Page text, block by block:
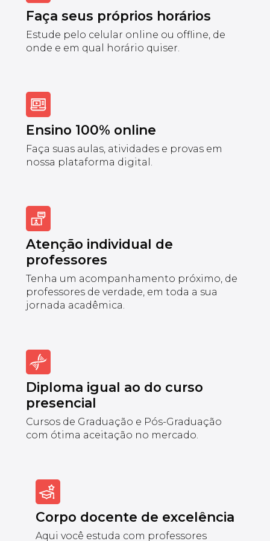
Faça seus próprios horários
Estude pelo celular online ou offline, de
onde e em qual horário quiser.
Ensino 100% online
Faça suas aulas, atividades e provas em
nossa plataforma digital.
Atenção individual de
professores
Tenha um acompanhamento próximo, de
professores de verdade, em toda a sua
jornada acadêmica.
Diploma igual ao do curso
presencial
Cursos de Graduação e Pós-Graduação
com ótima aceitação no mercado.
Corpo docente de excelência
Aqui você estuda com professores